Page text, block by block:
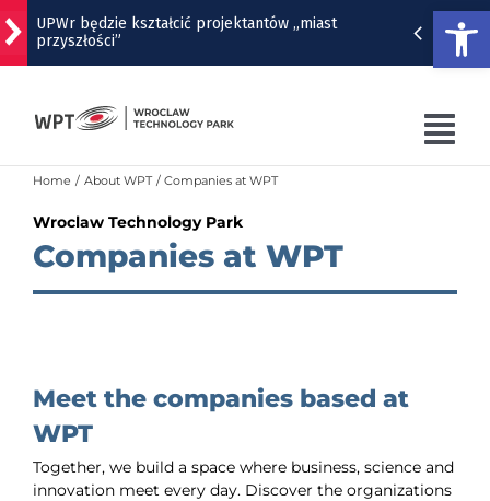
UPWr będzie kształcić projektantów „miast
przyszłości”
Warszawskiego
10 sierpnia zaczyna się remont ulicy Klecińskiej
Ten budynek z wyjątkową przedwojenną mozaiką
content
WPT OFFER
CONTACT
Home About WPT Companies at WPT
Wroclaw Technology Park
Companies at WPT
Meet the companies based at
WPT
Together, we build a space where business, science and
innovation meet every day. Discover the organizations